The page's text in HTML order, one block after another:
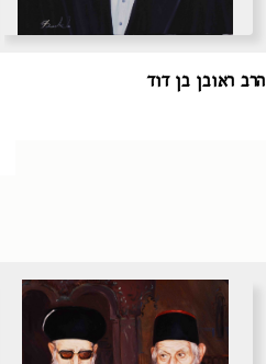
הרב ראובן בן דוד